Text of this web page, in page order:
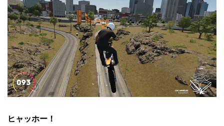
ヒャッホー！